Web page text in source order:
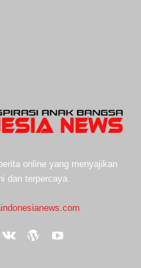
online yang menyajikan
dan terpercaya.